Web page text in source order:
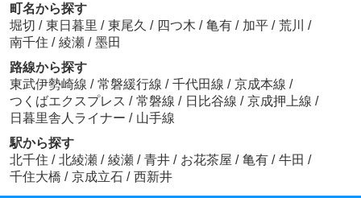
町名から探す
堀切 / 東日暮里 / 東尾久 / 四つ木 / 亀有 / 加平 / 荒川 /
南千住 / 綾瀬 / 墨田
路線から探す
東武伊勢崎線 / 常磐緩行線 / 千代田線 / 京成本線 /
つくばエクスプレス / 常磐線 / 日比谷線 / 京成押上線 /
日暮里舎人ライナー / 山手線
駅から探す
北千住 / 北綾瀬 / 綾瀬 / 青井 / お花茶屋 / 亀有 / 牛田 /
千住大橋 / 京成立石 / 西新井